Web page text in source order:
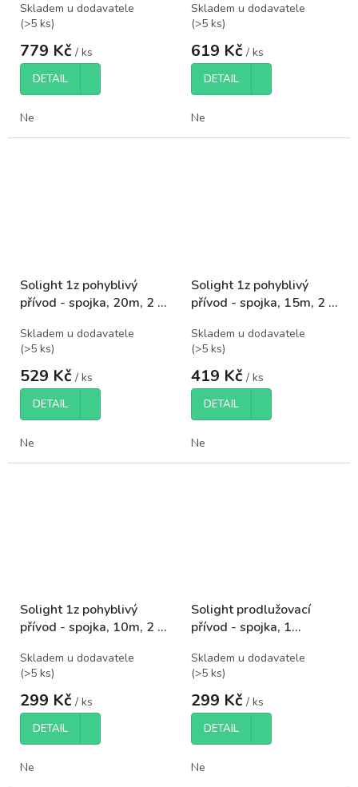
Skladem u dodavatele
(>5 ks)
779 Kč / ks
DETAIL
Ne
Skladem u dodavatele
(>5 ks)
619 Kč / ks
DETAIL
Ne
Solight 1z pohyblivý
přívod - spojka, 20m, 2 x
Skladem u dodavatele
(>5 ks)
529 Kč / ks
DETAIL
Ne
Solight 1z pohyblivý
přívod - spojka, 15m, 2 x
Skladem u dodavatele
(>5 ks)
419 Kč / ks
DETAIL
Ne
Solight 1z pohyblivý
přívod - spojka, 10m, 2 x
Skladem u dodavatele
(>5 ks)
299 Kč / ks
DETAIL
Ne
Solight prodlužovací
přívod - spojka, 1
1mm2, oranžová
Skladem u dodavatele
(>5 ks)
299 Kč / ks
DETAIL
Ne